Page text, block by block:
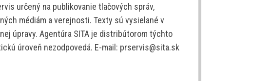
určený na publikovanie tlačových správ,
médiám a verejnosti. Texty sú vysielané v
úpravy. Agentúra SITA je distribútorom týchto
úroveň nezodpovedá. E-mail: prservis@sita.sk